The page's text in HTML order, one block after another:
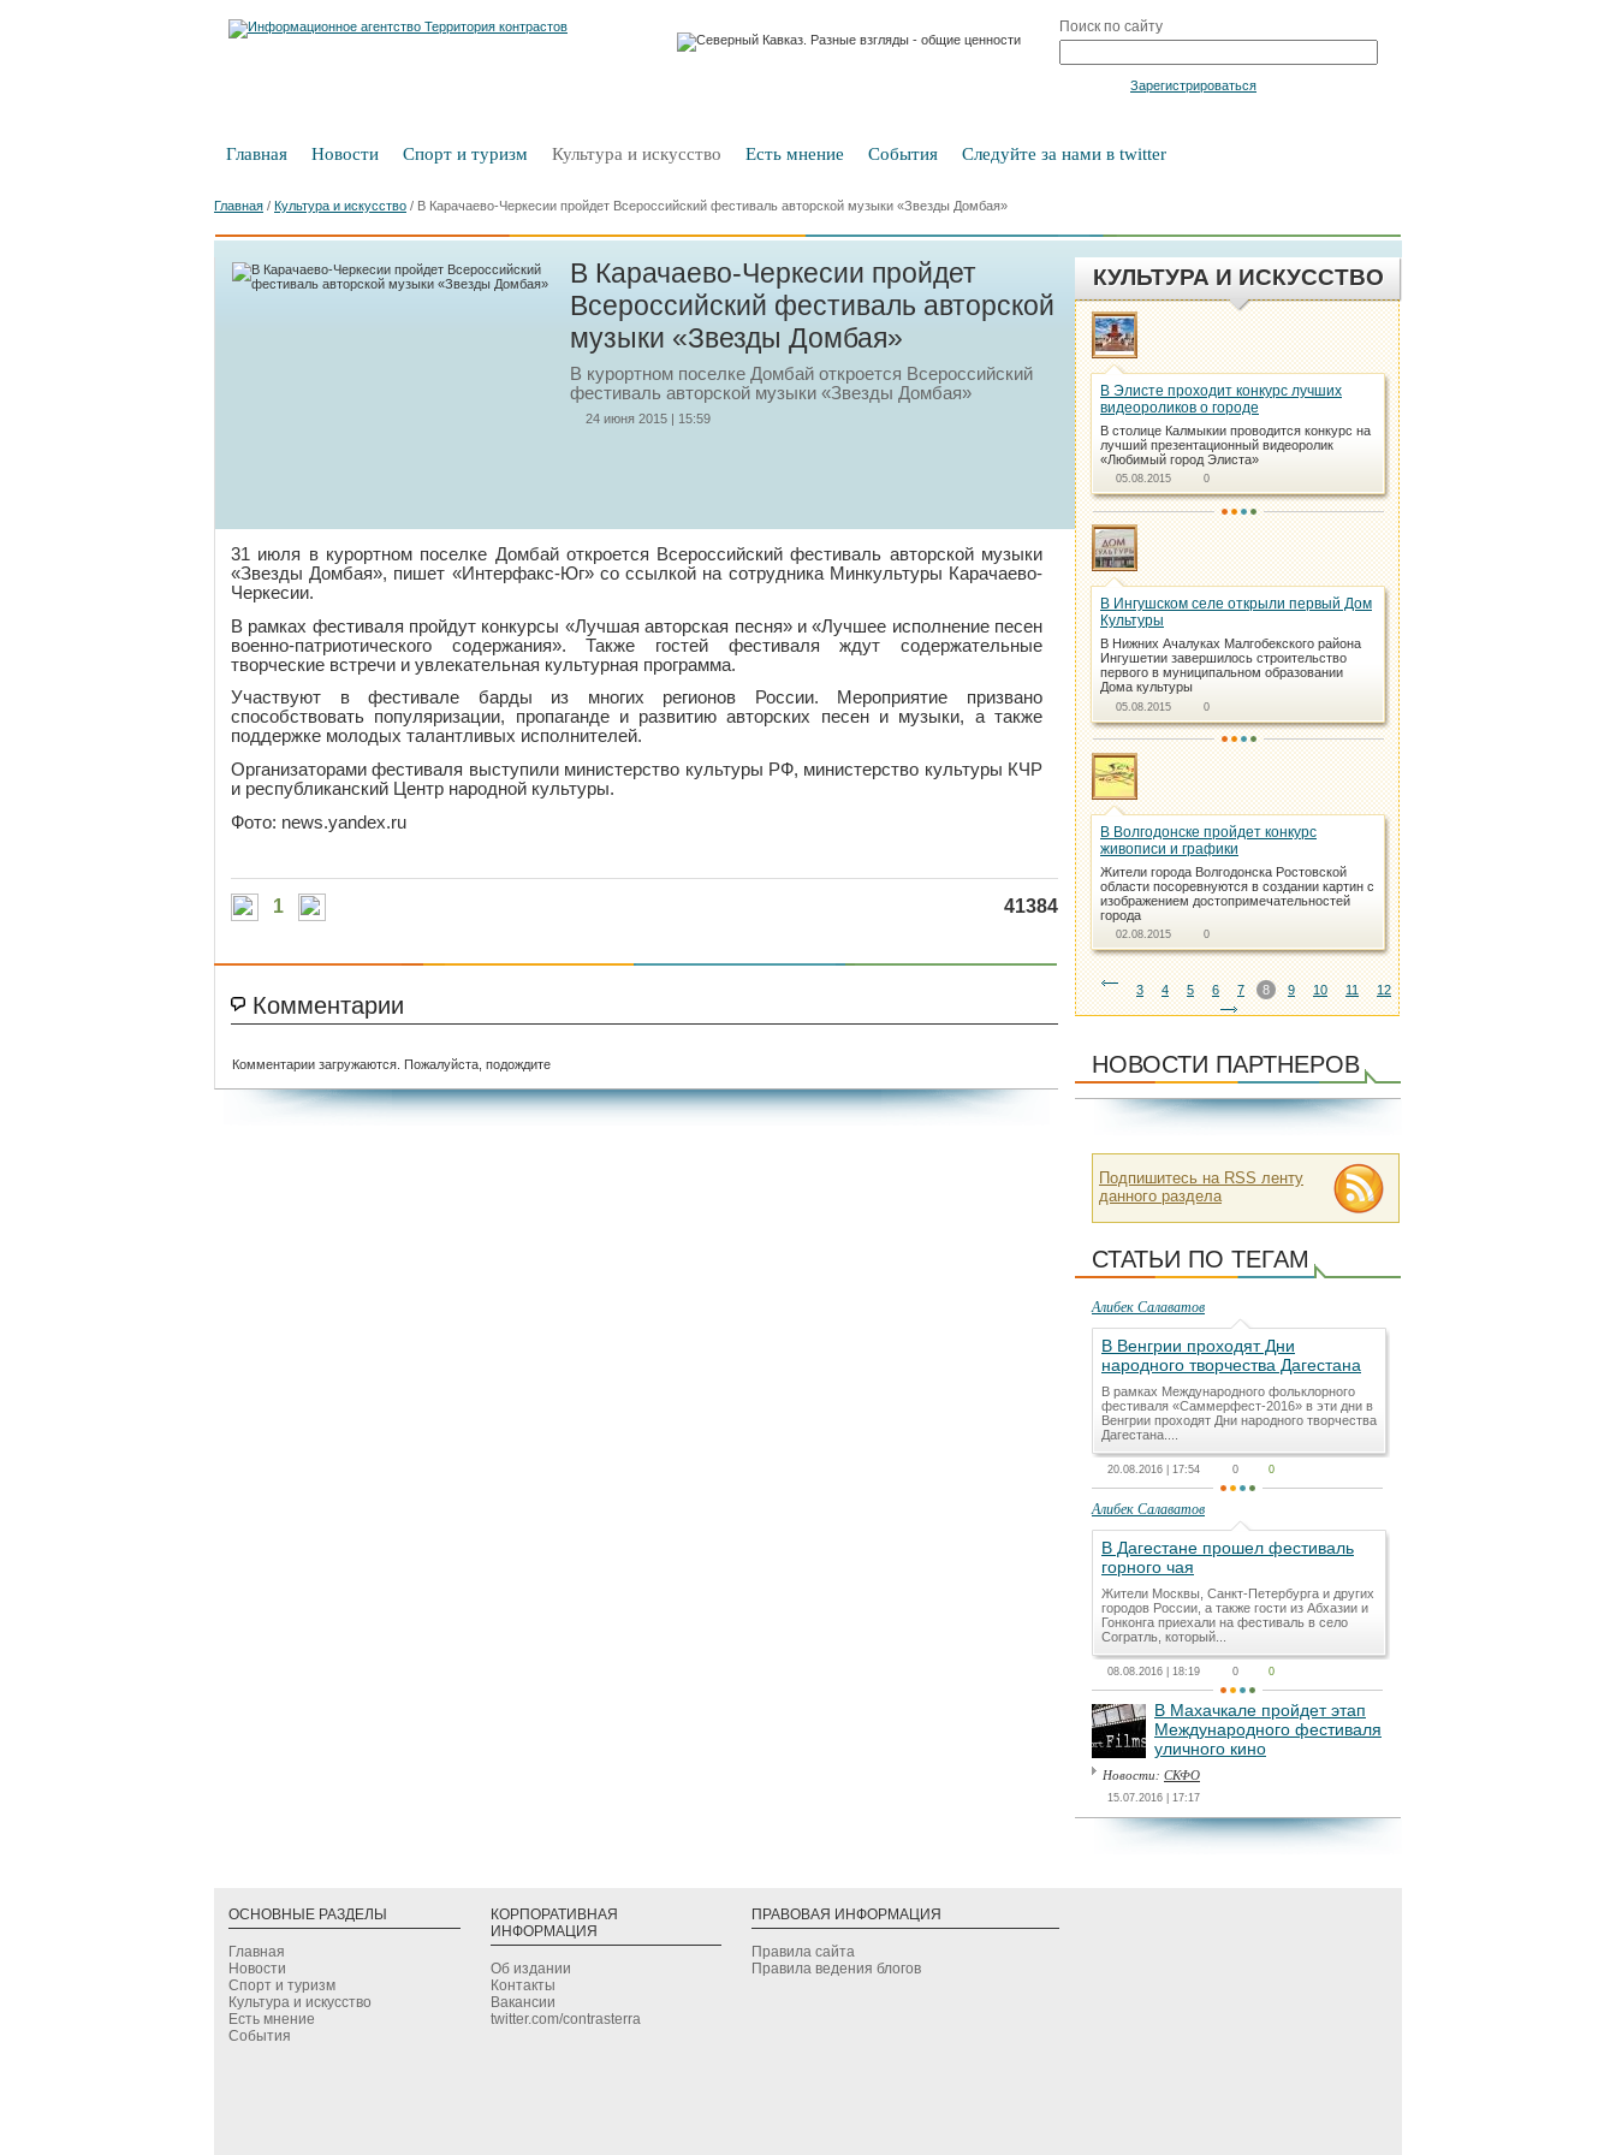
Поиск по сайту
Зарегистрироваться
Главная Новости Спорт и туризм Культура и искусство Есть мнение События Следуйте за нами в twitter
Главная / Культура и искусство / В Карачаево-Черкесии пройдет Всероссийский фестиваль авторской музыки «Звезды Домбая»
В Карачаево-Черкесии пройдет
Всероссийский фестиваль авторской
музыки «Звезды Домбая»
В курортном поселке Домбай откроется Всероссийский
фестиваль авторской музыки «Звезды Домбая»
24 июня 2015 | 15:59
31 июля в курортном поселке Домбай откроется Всероссийский фестиваль авторской музыки
«Звезды Домбая», пишет «Интерфакс-Юг» со ссылкой на сотрудника Минкультуры Карачаево-
Черкесии.
В рамках фестиваля пройдут конкурсы «Лучшая авторская песня» и «Лучшее исполнение песен
военно-патриотического содержания». Также гостей фестиваля ждут содержательные
творческие встречи и увлекательная культурная программа.
Участвуют в фестивале барды из многих регионов России. Мероприятие призвано
способствовать популяризации, пропаганде и развитию авторских песен и музыки, а также
поддержке молодых талантливых исполнителей.
Организаторами фестиваля выступили министерство культуры РФ, министерство культуры КЧР
и республиканский Центр народной культуры.
Фото: news.yandex.ru
1 41384
Комментарии
Комментарии загружаются. Пожалуйста, подождите
КУЛЬТУРА И ИСКУССТВО
В Элисте проходит конкурс лучших
видеороликов о городе
В столице Калмыкии проводится конкурс на
лучший презентационный видеоролик
«Любимый город Элиста»
05.08.2015 0
В Ингушском селе открыли первый Дом
Культуры
В Нижних Ачалуках Малгобекского района
Ингушетии завершилось строительство
первого в муниципальном образовании
Дома культуры
05.08.2015 0
В Волгодонске пройдет конкурс
живописи и графики
Жители города Волгодонска Ростовской
области посоревнуются в создании картин с
изображением достопримечательностей
города
02.08.2015 0
3 4 5 6 7 8 9 10 11 12
НОВОСТИ ПАРТНЕРОВ
Подпишитесь на RSS ленту
данного раздела
СТАТЬИ ПО ТЕГАМ
Алибек Салаватов
В Венгрии проходят Дни
народного творчества Дагестана
В рамках Международного фольклорного
фестиваля «Саммерфест-2016» в эти дни в
Венгрии проходят Дни народного творчества
Дагестана....
20.08.2016 | 17:54 0 0
Алибек Салаватов
В Дагестане прошел фестиваль
горного чая
Жители Москвы, Санкт-Петербурга и других
городов России, а также гости из Абхазии и
Гонконга приехали на фестиваль в село
Согратль, который...
08.08.2016 | 18:19 0 0
В Махачкале пройдет этап
Международного фестиваля
уличного кино
Новости: СКФО
15.07.2016 | 17:17
ОСНОВНЫЕ РАЗДЕЛЫ
Главная
Новости
Спорт и туризм
Культура и искусство
Есть мнение
События
КОРПОРАТИВНАЯ
ИНФОРМАЦИЯ
Об издании
Контакты
Вакансии
twitter.com/contrasterra
ПРАВОВАЯ ИНФОРМАЦИЯ
Правила сайта
Правила ведения блогов